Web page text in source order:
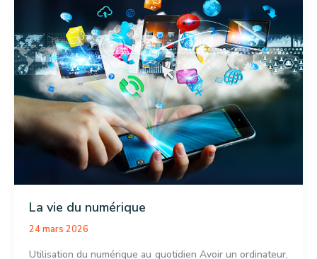
La vie du numérique
24 mars 2026
Utilisation du numérique au quotidien Avoir un ordinateur,